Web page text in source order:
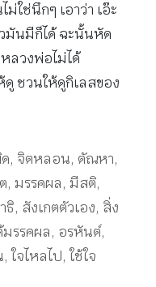
ใช่นึกๆ เอาว่า เอ๊ะ
มันมีก็ได้ ฉะนั้นหัด
หลวงพ่อไม่ได้
ดู ชวนให้ดูกิเลสของ
, จิตหลอน, ตัณหา,
, มรรคผล, มีสติ,
ธิ, สังเกตตัวเอง, สิ่ง
มรรคผล, อรหันต์,
, ใจไหลไป, ใช้ใจ